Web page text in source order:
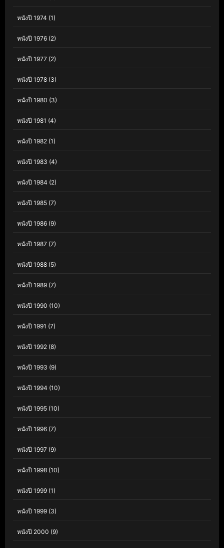
หนังปี 1974 (1)
หนังปี 1976 (2)
หนังปี 1977 (2)
หนังปี 1978 (3)
หนังปี 1980 (3)
หนังปี 1981 (4)
หนังปี 1982 (1)
หนังปี 1983 (4)
หนังปี 1984 (2)
หนังปี 1985 (7)
หนังปี 1986 (9)
หนังปี 1987 (7)
หนังปี 1988 (5)
หนังปี 1989 (7)
หนังปี 1990 (10)
หนังปี 1991 (7)
หนังปี 1992 (8)
หนังปี 1993 (9)
หนังปี 1994 (10)
หนังปี 1995 (10)
หนังปี 1996 (7)
หนังปี 1997 (9)
หนังปี 1998 (10)
หนังปี 1999 (1)
หนังปี 1999 (3)
หนังปี 2000 (9)